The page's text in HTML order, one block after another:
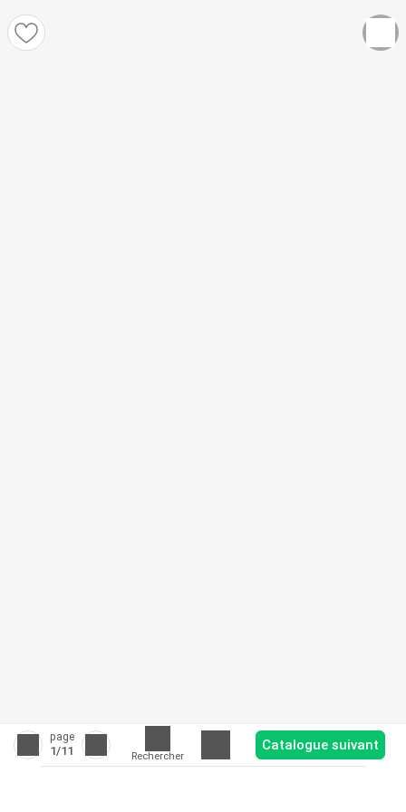
page
1/11 Rechercher
Catalogue suivant